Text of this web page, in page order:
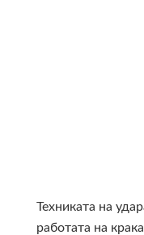
Техниката на
работата на